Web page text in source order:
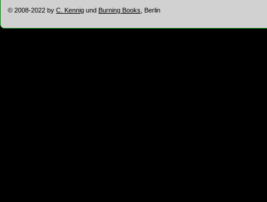
© 2008-2022 by C. Kennig und Burning Books , Berlin